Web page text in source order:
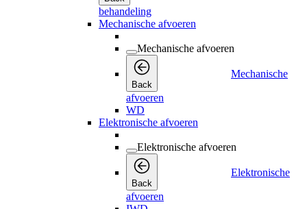
behandeling
Mechanische afvoeren
Mechanische afvoeren
Back
Mechanische
afvoeren
WD
Elektronische afvoeren
Elektronische afvoeren
Back
Elektronische
afvoeren